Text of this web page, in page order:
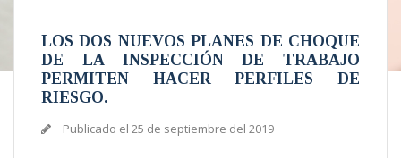
LOS DOS NUEVOS PLANES DE CHOQUE
DE LA INSPECCIÓN DE TRABAJO
PERMITEN HACER PERFILES DE
RIESGO.
Publicado el 25 de septiembre del 2019